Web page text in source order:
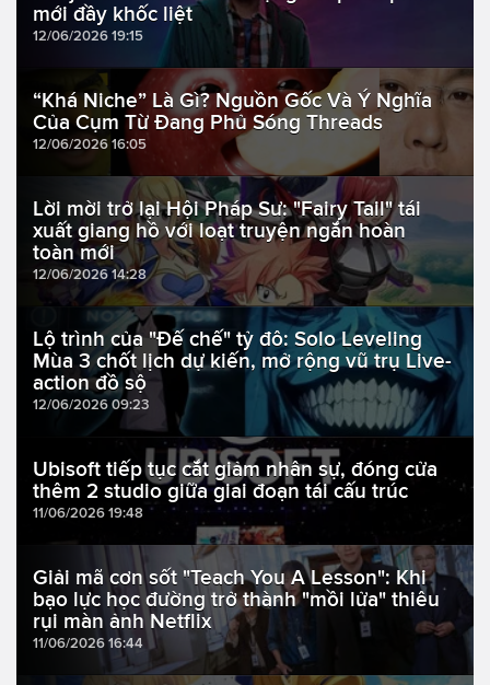
mới đầy khốc liệt
12/06/2026 19:15
“Khá Niche” Là Gì? Nguồn Gốc Và Ý Nghĩa
Của Cụm Từ Đang Phủ Sóng Threads
12/06/2026 16:05
Lời mời trở lại Hội Pháp Sư: "Fairy Tail" tái
xuất giang hồ với loạt truyện ngắn hoàn
toàn mới
12/06/2026 14:28
Lộ trình của "Đế chế" tỷ đô: Solo Leveling
Mùa 3 chốt lịch dự kiến, mở rộng vũ trụ Live-
action đồ sộ
12/06/2026 09:23
Ubisoft tiếp tục cắt giảm nhân sự, đóng cửa
thêm 2 studio giữa giai đoạn tái cấu trúc
11/06/2026 19:48
Giải mã cơn sốt "Teach You A Lesson": Khi
bạo lực học đường trở thành "mồi lửa" thiêu
rụi màn ảnh Netflix
11/06/2026 16:44